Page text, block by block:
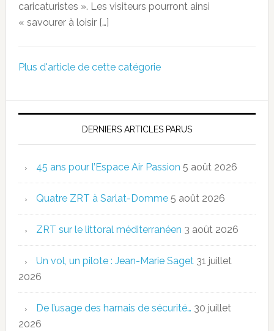
caricaturistes ». Les visiteurs pourront ainsi
« savourer à loisir […]
Plus d'article de cette catégorie
DERNIERS ARTICLES PARUS
45 ans pour l’Espace Air Passion 5 août 2026
Quatre ZRT à Sarlat-Domme 5 août 2026
ZRT sur le littoral méditerranéen 3 août 2026
Un vol, un pilote : Jean-Marie Saget 31 juillet
2026
De l’usage des harnais de sécurité… 30 juillet
2026